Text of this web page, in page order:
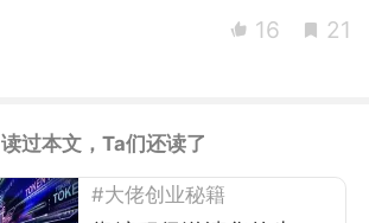
16 21
读过本文，Ta们还读了
#大佬创业秘籍